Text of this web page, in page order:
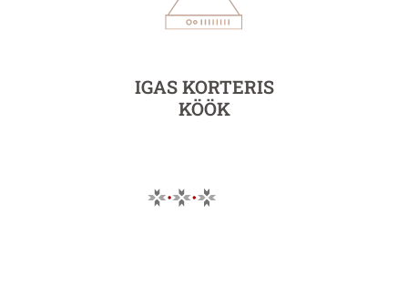
IGAS KORTERIS
KÖÖK